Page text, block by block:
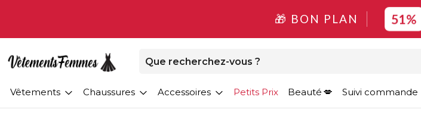
🎁 BON PLAN 51%
Vêtements Chaussures Accessoires Petits Prix Beauté Suivi commande